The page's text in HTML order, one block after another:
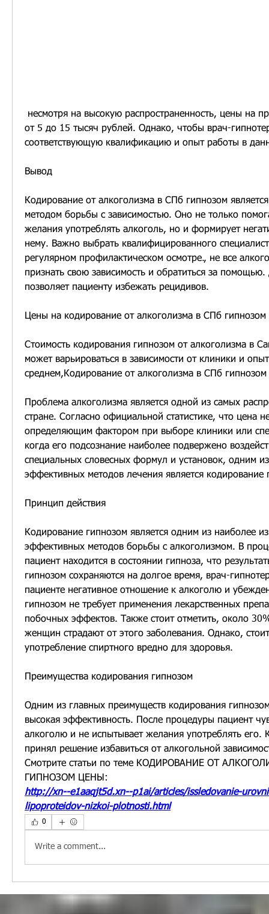
от 5 до 15 тысяч рублей. Однако, чтобы врач-
соответствующую квалификацию и опыт работы в
Вывод
Кодирование от алкоголизма в СПб гипнозом
методом борьбы с зависимостью. Оно не только
желания употреблять алкоголь, но и формирует
нему. Важно выбрать квалифицированного
регулярном профилактическом осмотре., не все
признать свою зависимость и обратиться за помощью.
позволяет пациенту избежать рецидивов.
Цены на кодирование от алкоголизма в СПб гипнозом
Стоимость кодирования гипнозом от алкоголизма в
может варьироваться в зависимости от клиники и
среднем,Кодирование от алкоголизма в СПб
Проблема алкоголизма является одной из самых
стране. Согласно официальной статистике, что цена
определяющим фактором при выборе клиники или
когда его подсознание наиболее подвержено
специальных словесных формул и установок, одним
эффективных методов лечения является кодирование
Принцип действия
Кодирование гипнозом является одним из наиболее
эффективных методов борьбы с алкоголизмом. В
пациент находится в состоянии гипноза, что
гипнозом сохраняются на долгое время, врач-
пациенте негативное отношение к алкоголю и
гипнозом не требует применения лекарственных
побочных эффектов. Также стоит отметить, около
женщин страдают от этого заболевания. Однако,
употребление спиртного вредно для здоровья.
Преимущества кодирования гипнозом
Одним из главных преимуществ кодирования гипнозом
высокая эффективность. После процедуры пациент
алкоголю и не испытывает желания употреблять его.
принял решение избавиться от алкогольной
Смотрите статьи по теме КОДИРОВАНИЕ ОТ
ГИПНОЗОМ ЦЕНЫ:
http://xn--e1aaqjt5d.xn--p1ai/articles/issledovanie-
lipoproteidov-nizkoi-plotnosti.html
0
Write a comment...